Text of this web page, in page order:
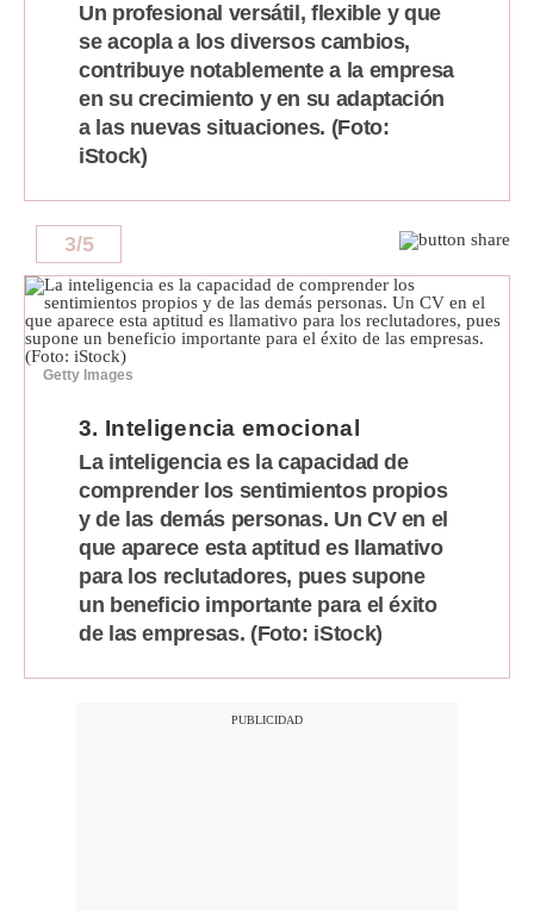
Privacidad
Politica
Preguntas
Frecuentes
Un profesional versátil, flexible y que
se acopla a los diversos cambios,
contribuye notablemente a la empresa
en su crecimiento y en su adaptación
a las nuevas situaciones. (Foto:
iStock)
3/5
Getty Images
3. Inteligencia emocional
La inteligencia es la capacidad de
comprender los sentimientos propios
y de las demás personas. Un CV en el
que aparece esta aptitud es llamativo
para los reclutadores, pues supone
un beneficio importante para el éxito
de las empresas. (Foto: iStock)